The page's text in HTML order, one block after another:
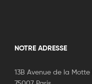
NOTRE ADRESSE
13B Avenue de la